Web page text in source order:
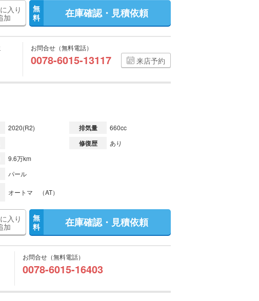
入り
加
無
料
在庫確認・見積依頼
お問合せ（無料電話）
0078-6015-13117 来店予約
2020(R2) 排気量 660cc
修復歴 あり
9.6万km
パール
オートマ （AT）
入り
加
無
料
在庫確認・見積依頼
お問合せ（無料電話）
0078-6015-16403